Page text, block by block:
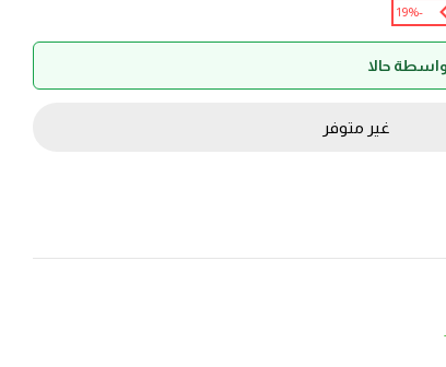
-19%
غير متوفر